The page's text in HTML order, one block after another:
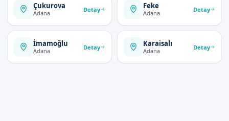
Çukurova
Adana Detay Feke
Adana Detay
İmamoğlu
Adana Detay Karaisalı
Adana Detay